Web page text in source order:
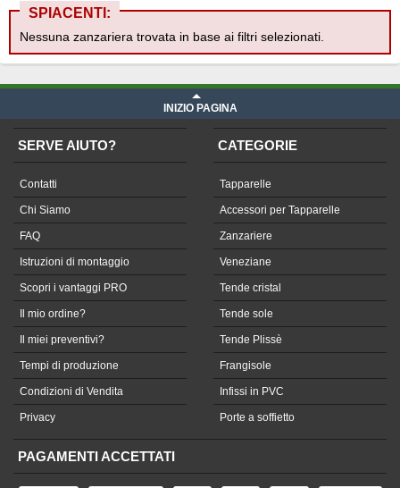
SPIACENTI:
Nessuna zanzariera trovata in base ai filtri selezionati.
INIZIO PAGINA
SERVE AIUTO?
Contatti
Chi Siamo
FAQ
Istruzioni di montaggio
Scopri i vantaggi PRO
Il mio ordine?
Il miei preventivi?
Tempi di produzione
Condizioni di Vendita
Privacy
CATEGORIE
Tapparelle
Accessori per Tapparelle
Zanzariere
Veneziane
Tende cristal
Tende sole
Tende Plissè
Frangisole
Infissi in PVC
Porte a soffietto
PAGAMENTI ACCETTATI